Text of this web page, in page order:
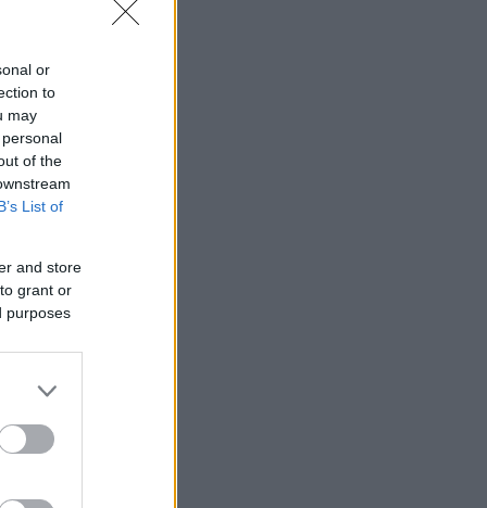
or
to
may
of the
List of
and store
grant or
purposes